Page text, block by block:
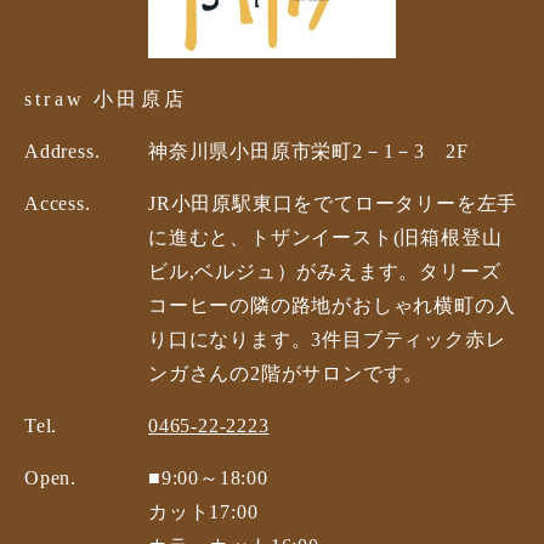
straw 小田原店
Address. 神奈川県小田原市栄町2－1－3 2F
Access.
JR小田原駅東口をでてロータリーを左手
に進むと、トザンイースト(旧箱根登山
ビル,ベルジュ）がみえます。タリーズ
コーヒーの隣の路地がおしゃれ横町の入
り口になります。3件目ブティック赤レ
ンガさんの2階がサロンです。
Tel. 0465-22-2223
Open.
■9:00～18:00
カット17:00